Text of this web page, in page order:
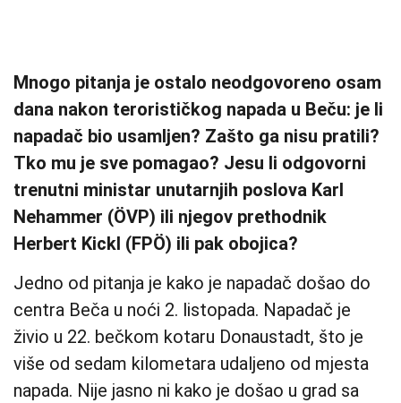
Mnogo pitanja je ostalo neodgovoreno osam
dana nakon terorističkog napada u Beču: je li
napadač bio usamljen? Zašto ga nisu pratili?
Tko mu je sve pomagao? Jesu li odgovorni
trenutni ministar unutarnjih poslova Karl
Nehammer (ÖVP) ili njegov prethodnik
Herbert Kickl (FPÖ) ili pak obojica?
Jedno od pitanja je kako je napadač došao do
centra Beča u noći 2. listopada. Napadač je
živio u 22. bečkom kotaru Donaustadt, što je
više od sedam kilometara udaljeno od mjesta
napada. Nije jasno ni kako je došao u grad sa